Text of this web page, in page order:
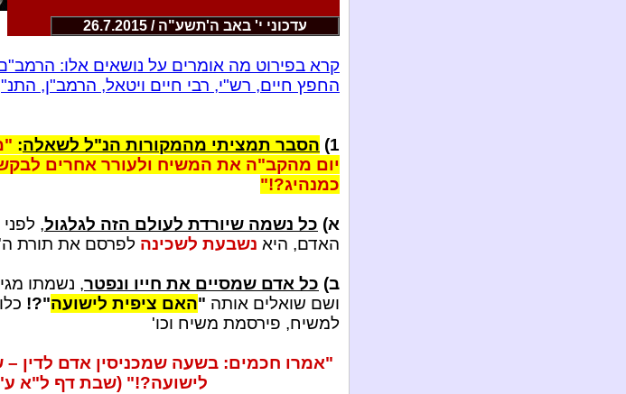
עדכוני י' באב ה'תשע"ה / 26.7.2015
קרא בפירוט מה אומרים על נושאים אלו:
החפץ חיים, רש"י, רבי חיים ויטאל, הרמב"ן,
1) הסבר תמציתי מהמקורות הנ"ל לשאלה:
יום מהקב"ה את המשיח ולעורר אחרים
כמנהיג?!"
א) כל נשמה שיורדת לעולם הזה לגלגול,
האדם, היא נשבעת לשכינה לפרסם את תורת ה'
ב) כל אדם שמסיים את חייו ונפטר, נשמתו
ושם שואלים אותה "האם ציפית לישועה"?!
למשיח, פירסמת משיח וכו'
"אמרו חכמים: בשעה שמכניסין אדם לדין –
לישועה?!" (שבת דף ל"א